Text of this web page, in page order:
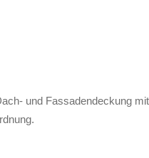
und Fassadendeckung